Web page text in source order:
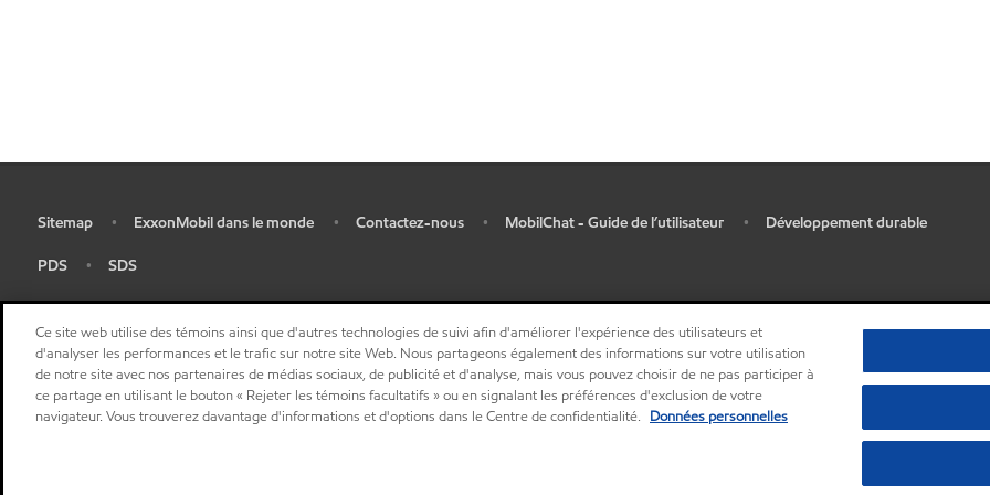
Sitemap • ExxonMobil dans le monde • Contactez-nous • MobilChat - Guide de l’utilisateur • Développement durable
PDS • SDS
Centre de confidentialité (Ne pas vendre ou partager mes informations
Ce site web utilise des témoins ainsi que d'autres technologies de suivi afin d'améliorer l'expérience des utilisateurs et
d'analyser les performances et le trafic sur notre site Web. Nous partageons également des informations sur votre utilisation
de notre site avec nos partenaires de médias sociaux, de publicité et d'analyse, mais vous pouvez choisir de ne pas participer à
ce partage en utilisant le bouton « Rejeter les témoins facultatifs » ou en signalant les préférences d'exclusion de votre
navigateur. Vous trouverez davantage d'informations et d'options dans le Centre de confidentialité. Données personnelles